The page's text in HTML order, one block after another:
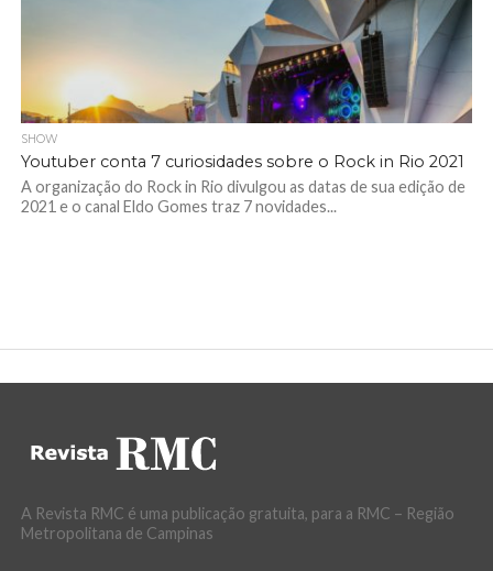
SHOW
Youtuber conta 7 curiosidades sobre o Rock in Rio 2021
A organização do Rock in Rio divulgou as datas de sua edição de
2021 e o canal Eldo Gomes traz 7 novidades...
A Revista RMC é uma publicação gratuita, para a RMC – Região
Metropolitana de Campinas